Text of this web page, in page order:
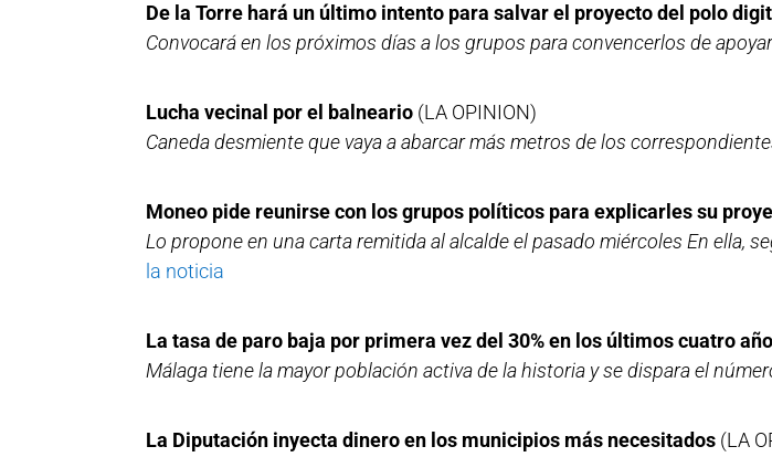
De la Torre hará un último intento para salvar el proyecto del polo
Convocará en los próximos días a los grupos para convencerlos de
Lucha vecinal por el balneario (LA OPINION)
Caneda desmiente que vaya a abarcar más metros de los
Moneo pide reunirse con los grupos políticos para explicarles su
Lo propone en una carta remitida al alcalde el pasado miércoles En ella,
la noticia
La tasa de paro baja por primera vez del 30% en los últimos cuatro
Málaga tiene la mayor población activa de la historia y se dispara el
La Diputación inyecta dinero en los municipios más necesitados (LA